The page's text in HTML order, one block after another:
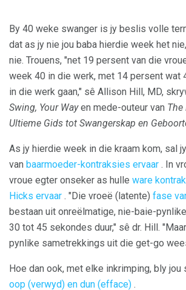
By 40 weke swanger is jy beslis volle
dat as jy nie jou baba hierdie week het
nie. Trouens, "net 19 persent van die
week 40 in die werk, met 14 persent wat
in die werk gaan," sê Allison Hill, MD,
Swing, Your Wayen mede-outeur van The
Ultieme Gids tot Swangerskap en
As jy hierdie week in die kraam kom, sal
van baarmoeder-kontraksies ervaar . In
vroue egter onseker as hulle ware
Hicks ervaar . "Die vroeë (latente) fase
bestaan ​​uit onreëlmatige, nie-baie-
30 tot 45 sekondes duur," sê dr. Hill.
pynlike sametrekkings uit die get-go
Hoe dan ook, met elke inkrimping, bly
oop (verwyd) en dun (efface) .